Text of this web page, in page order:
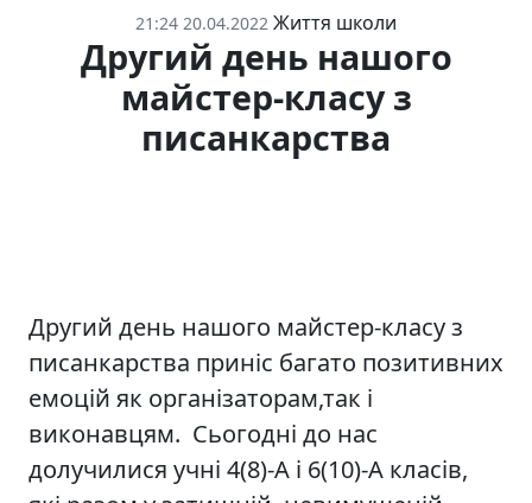
21:24 20.04.2022 Життя школи
Другий день нашого
майстер-класу з
писанкарства
Другий день нашого майстер-класу з
писанкарства приніс багато позитивних
емоцій як організаторам,так і
виконавцям. Сьогодні до нас
долучилися учні 4(8)-А і 6(10)-А класів,